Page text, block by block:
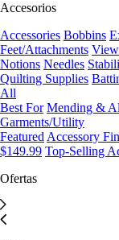
Accesorios
Accessories Bobbins
Feet/Attachments
Notions Needles
Quilting Supplies
All
Best For Mending &
Garments/Utility
Featured Accessory
$149.99 Top-Selling
Ofertas